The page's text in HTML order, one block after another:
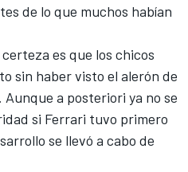
de lo que muchos habían
es que los chicos
sin haber visto el alerón de
Aunque a posteriori ya no se
si Ferrari tuvo primero
se llevó a cabo de